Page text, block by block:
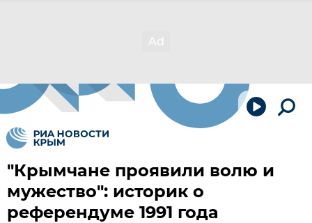
"Крымчане проявили волю и
мужество": историк о
референдуме 1991 года